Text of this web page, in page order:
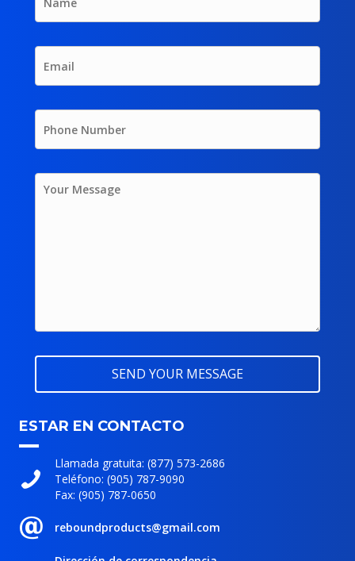
ESTAR EN CONTACTO
Llamada gratuita: (877) 573-2686
Teléfono: (905) 787-9090
Fax: (905) 787-0650
reboundproducts@gmail.com